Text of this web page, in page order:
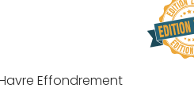
Effondrement